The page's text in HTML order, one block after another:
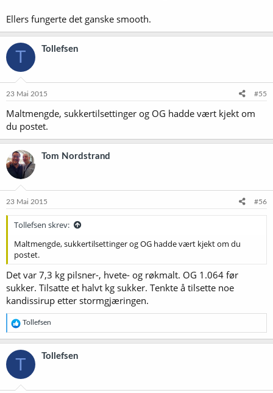
Ellers fungerte det ganske smooth.
T Tollefsen
23 Mai 2015 #55
Maltmengde, sukkertilsettinger og OG hadde vært kjekt om
du postet.
Tom Nordstrand
23 Mai 2015 #56
Tollefsen skrev:
Maltmengde, sukkertilsettinger og OG hadde vært kjekt om du
postet.
Det var 7,3 kg pilsner-, hvete- og røkmalt. OG 1.064 før
sukker. Tilsatte et halvt kg sukker. Tenkte å tilsette noe
kandissirup etter stormgjæringen.
R
e
a
k
s
o
Tollefsen
T Tollefsen